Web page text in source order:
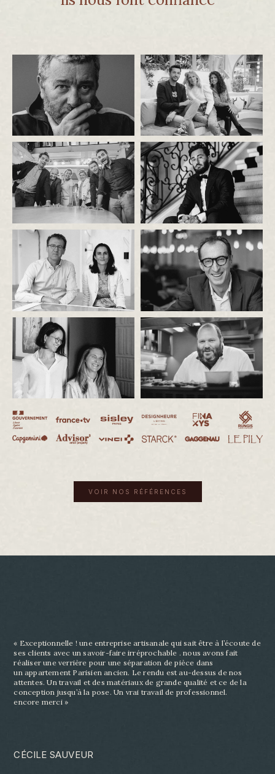
VOIR NOS RÉFÉRENCES
« Exceptionnelle ! une entreprise artisanale qui sait être à l’écoute de
ses clients avec un savoir-faire irréprochable . nous avons fait
réaliser une verrière pour une séparation de pièce dans
un appartement Parisien ancien. Le rendu est au-dessus de nos
attentes. Un travail et des matériaux de grande qualité et ce de la
conception jusqu’à la pose. Un vrai travail de professionnel.
encore merci »
CÉCILE SAUVEUR